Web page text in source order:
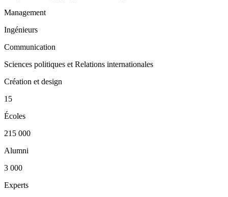
Management
Ingénieurs
Communication
Sciences politiques et Relations internationales
Création et design
15
Écoles
215 000
Alumni
3 000
Experts